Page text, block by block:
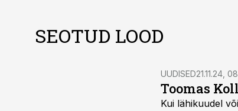
SEOTUD LOOD
UUDISED21.11.24,
Toomas
Kui lähikuudel